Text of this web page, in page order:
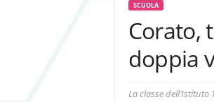
SCUOLA
Corato,
doppia
La classe